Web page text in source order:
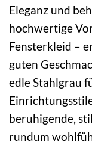
Eleganz und
hochwertige
Fensterkleid –
guten
edle Stahlgrau
beruhigende,
rundum